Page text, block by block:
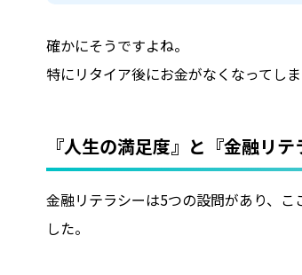
確かにそうですよね。
特にリタイア後にお金がなくなってし
『人生の満足度』と『金融リテ
金融リテラシーは5つの設問があり、
した。